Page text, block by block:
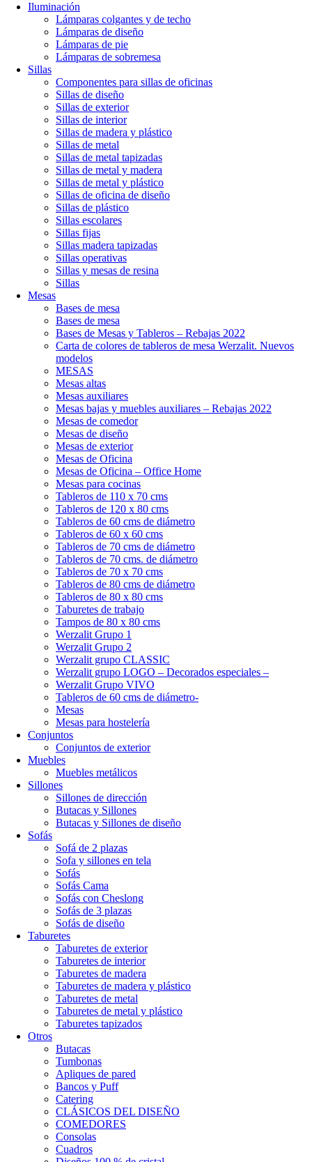
Iluminación
Lámparas colgantes y de techo
Lámparas de diseño
Lámparas de pie
Lámparas de sobremesa
Sillas
Componentes para sillas de oficinas
Sillas de diseño
Sillas de exterior
Sillas de interior
Sillas de madera y plástico
Sillas de metal
Sillas de metal tapizadas
Sillas de metal y madera
Sillas de metal y plástico
Sillas de oficina de diseño
Sillas de plástico
Sillas escolares
Sillas fijas
Sillas madera tapizadas
Sillas operativas
Sillas y mesas de resina
Sillas
Mesas
Bases de mesa
Bases de mesa
Bases de Mesas y Tableros – Rebajas 2022
Carta de colores de tableros de mesa Werzalit. Nuevos
modelos
MESAS
Mesas altas
Mesas auxiliares
Mesas bajas y muebles auxiliares – Rebajas 2022
Mesas de comedor
Mesas de diseño
Mesas de exterior
Mesas de Oficina
Mesas de Oficina – Office Home
Mesas para cocinas
Tableros de 110 x 70 cms
Tableros de 120 x 80 cms
Tableros de 60 cms de diámetro
Tableros de 60 x 60 cms
Tableros de 70 cms de diámetro
Tableros de 70 cms. de diámetro
Tableros de 70 x 70 cms
Tableros de 80 cms de diámetro
Tableros de 80 x 80 cms
Taburetes de trabajo
Tampos de 80 x 80 cms
Werzalit Grupo 1
Werzalit Grupo 2
Werzalit grupo CLASSIC
Werzalit grupo LOGO – Decorados especiales –
Werzalit Grupo VIVO
Tableros de 60 cms de diámetro-
Mesas
Mesas para hostelería
Conjuntos
Conjuntos de exterior
Muebles
Muebles metálicos
Sillones
Sillones de dirección
Butacas y Sillones
Butacas y Sillones de diseño
Sofás
Sofá de 2 plazas
Sofa y sillones en tela
Sofás
Sofás Cama
Sofás con Cheslong
Sofás de 3 plazas
Sofás de diseño
Taburetes
Taburetes de exterior
Taburetes de interior
Taburetes de madera
Taburetes de madera y plástico
Taburetes de metal
Taburetes de metal y plástico
Taburetes tapizados
Otros
Butacas
Tumbonas
Apliques de pared
Bancos y Puff
Catering
CLÁSICOS DEL DISEÑO
COMEDORES
Consolas
Cuadros